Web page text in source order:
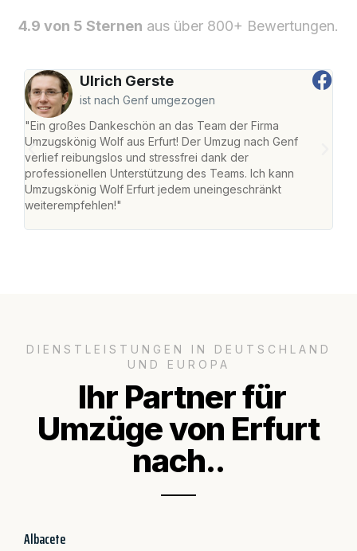
4.9 von 5 Sternen aus über 800+ Bewertungen.
Ulrich Gerste
ist nach Genf umgezogen
"Ein großes Dankeschön an das Team der Firma
Umzugskönig Wolf aus Erfurt! Der Umzug nach Genf
verlief reibungslos und stressfrei dank der
professionellen Unterstützung des Teams. Ich kann
Umzugskönig Wolf Erfurt jedem uneingeschränkt
weiterempfehlen!"
DIENSTLEISTUNGEN IN DEUTSCHLAND
UND EUROPA
Ihr Partner für
Umzüge von Erfurt
nach..
Albacete